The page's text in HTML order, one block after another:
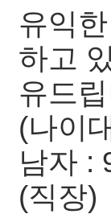
유익
하고
유드
(나이
남자 :
(직장)